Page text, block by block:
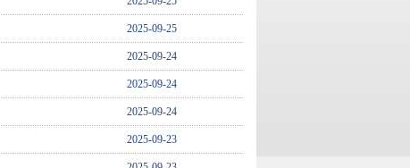
2025-09-25
2025-09-24
2025-09-24
2025-09-24
2025-09-23